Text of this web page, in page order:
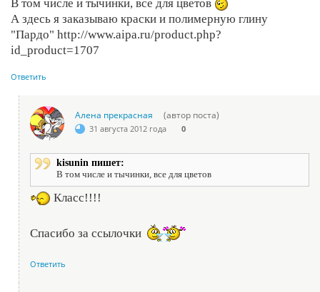
В том числе и тычинки, все для цветов
А здесь я заказываю краски и полимерную глину
"Пардо" http://www.aipa.ru/product.php?
id_product=1707
Ответить
Алена прекрасная (автор поста)
31 августа 2012 года 0
kisunin пишет:
В том числе и тычинки, все для цветов
Класс!!!!
Спасибо за ссылочки
Ответить